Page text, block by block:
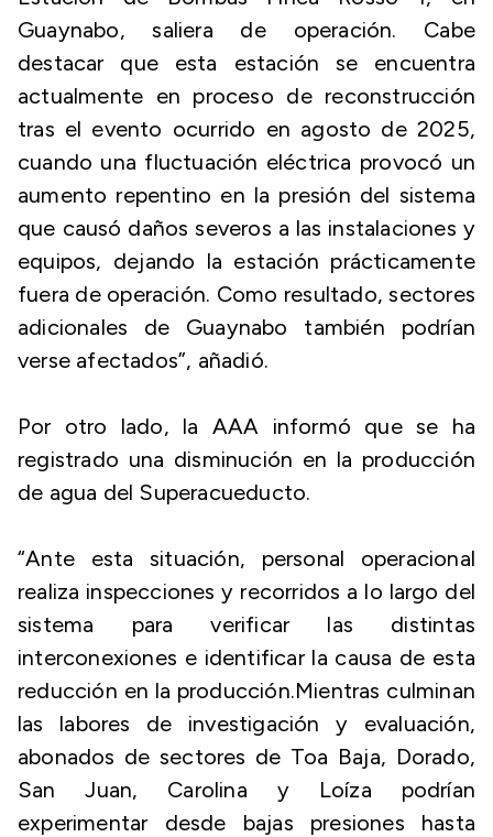
Guaynabo, saliera de operación. Cabe
destacar que esta estación se encuentra
actualmente en proceso de reconstrucción
tras el evento ocurrido en agosto de 2025,
cuando una fluctuación eléctrica provocó un
aumento repentino en la presión del sistema
que causó daños severos a las instalaciones y
equipos, dejando la estación prácticamente
fuera de operación. Como resultado, sectores
adicionales de Guaynabo también podrían
verse afectados”, añadió.
Por otro lado, la AAA informó que se ha
registrado una disminución en la producción
de agua del Superacueducto.
“Ante esta situación, personal operacional
realiza inspecciones y recorridos a lo largo del
sistema para verificar las distintas
interconexiones e identificar la causa de esta
reducción en la producción.Mientras culminan
las labores de investigación y evaluación,
abonados de sectores de Toa Baja, Dorado,
San Juan, Carolina y Loíza podrían
experimentar desde bajas presiones hasta